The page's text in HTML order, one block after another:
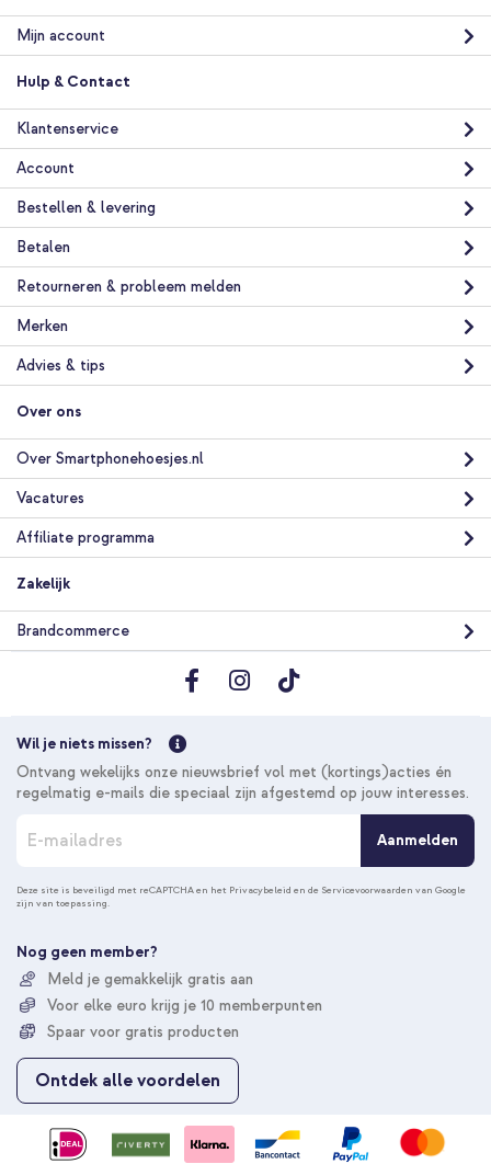
€ 24,98
Gratis verzending € 21,98
In winkelmandje
Gratis
verzending
Mijn account
Hulp & Contact
Klantenservice
Account
Bestellen & levering
Betalen
Retourneren & probleem melden
Merken
Advies & tips
Over ons
Over Smartphonehoesjes.nl
Vacatures
Affiliate programma
Zakelijk
Brandcommerce
Wil je niets missen?
Ontvang wekelijks onze nieuwsbrief vol met (kortings)acties én
regelmatig e-mails die speciaal zijn afgestemd op jouw interesses.
n
n
e
u
o
p
z
Aanmelden
Deze site is beveiligd met reCAPTCHA en het Privacybeleid en de Servicevoorwaarden van Google
zijn van toepassing.
Nog geen member?
Meld je gemakkelijk gratis aan
Voor elke euro krijg je 10 memberpunten
Spaar voor gratis producten
Ontdek alle voordelen